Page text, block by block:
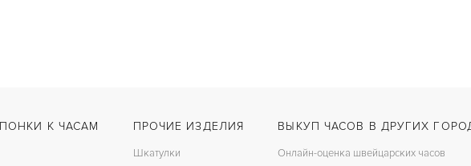
К ЧАСАМ ПРОЧИЕ ИЗДЕЛИЯ
Шкатулки
ВЫКУП ЧАСОВ В ДРУГИХ
Онлайн-оценка швейцарских часов